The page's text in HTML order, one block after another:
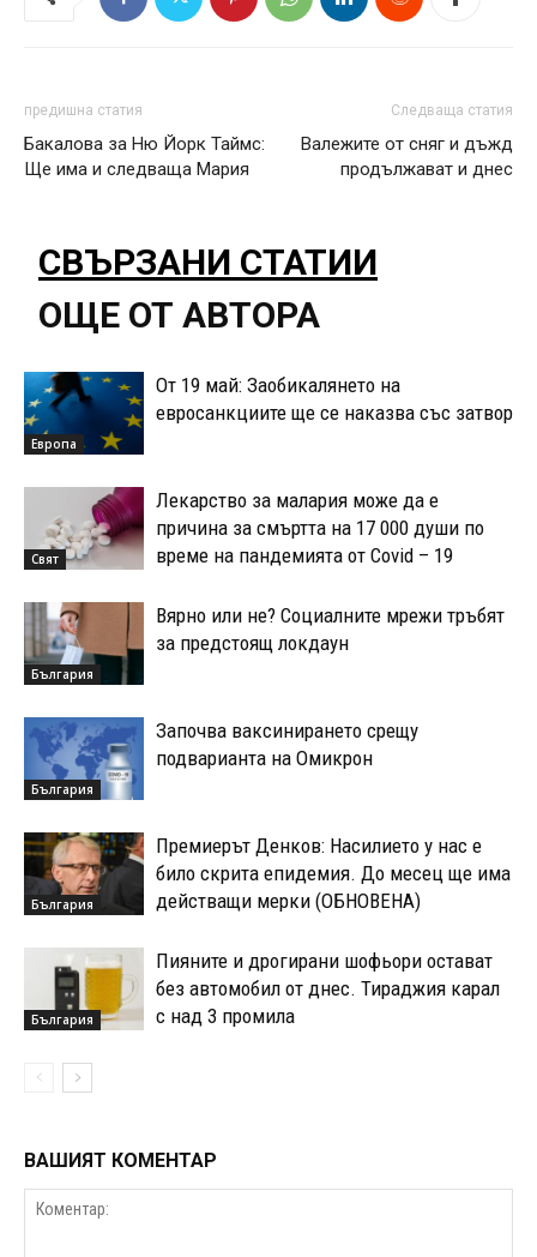
предишна статия
Бакалова за Ню Йорк Таймс:
Ще има и следваща Мария
Следваща статия
Валежите от сняг и дъжд
продължават и днес
СВЪРЗАНИ СТАТИИ
ОЩЕ ОТ АВТОРА
Европа
От 19 май: Заобикалянето на
евросанкциите ще се наказва със затвор
Свят
Лекарство за малария може да е
причина за смъртта на 17 000 души по
време на пандемията от Covid – 19
България
Вярно или не? Социалните мрежи тръбят
за предстоящ локдаун
България
Започва ваксинирането срещу
подварианта на Омикрон
България
Премиерът Денков: Насилието у нас е
било скрита епидемия. До месец ще има
действащи мерки (ОБНОВЕНА)
България
Пияните и дрогирани шофьори остават
без автомобил от днес. Тираджия карал
с над 3 промила
ВАШИЯТ КОМЕНТАР